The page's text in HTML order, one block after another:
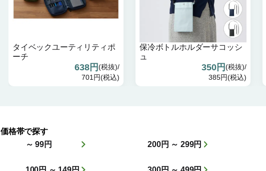
タイベックユーティリティポ
ーチ
638円(税抜)/
701円(税込)
保冷ボトルホルダーサコッシ
ュ
350円(税抜)/
385円(税込)
価格帯で探す
～ 99円
200円 ～ 299円